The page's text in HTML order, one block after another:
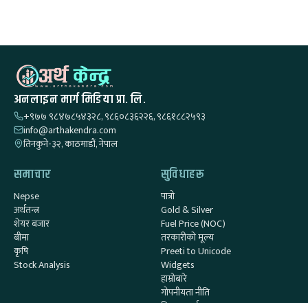
अनलाइन मार्ग मिडिया प्रा. लि.
+९७७ ९८४७८५४३२८, ९८६०८३६२२६, ९८६१८८२५९३
info@arthakendra.com
तिनकुने-३२, काठमाडौं, नेपाल
समाचार
Nepse
अर्थतन्त्र
शेयर बजार
बीमा
कृषि
Stock Analysis
सुविधाहरू
पात्रो
Gold & Silver
Fuel Price (NOC)
तरकारीको मूल्य
Preeti to Unicode
Widgets
हाम्रोबारे
गोपनीयता नीति